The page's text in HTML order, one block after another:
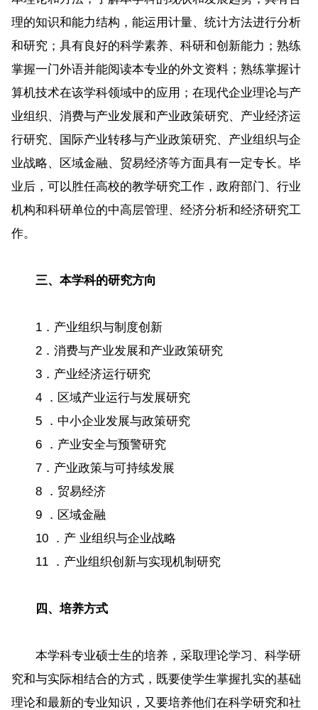
理的知识和能力结构，能运用计量、统计方法进行分析
和研究；具有良好的科学素养、科研和创新能力；熟练
掌握一门外语并能阅读本专业的外文资料；熟练掌握计
算机技术在该学科领域中的应用；在现代企业理论与产
业组织、消费与产业发展和产业政策研究、产业经济运
行研究、国际产业转移与产业政策研究、产业组织与企
业战略、区域金融、贸易经济等方面具有一定专长。毕
业后，可以胜任高校的教学研究工作，政府部门、行业
机构和科研单位的中高层管理、经济分析和经济研究工
作。
三、本学科的研究方向
1．产业组织与制度创新
2．消费与产业发展和产业政策研究
3．产业经济运行研究
4 ．区域产业运行与发展研究
5 ．中小企业发展与政策研究
6 ．产业安全与预警研究
7．产业政策与可持续发展
8 ．贸易经济
9 ．区域金融
10 ．产 业组织与企业战略
11 ．产业组织创新与实现机制研究
四、培养方式
本学科专业硕士生的培养，采取理论学习、科学研
究和与实际相结合的方式，既要使学生掌握扎实的基础
理论和最新的专业知识，又要培养他们在科学研究和社